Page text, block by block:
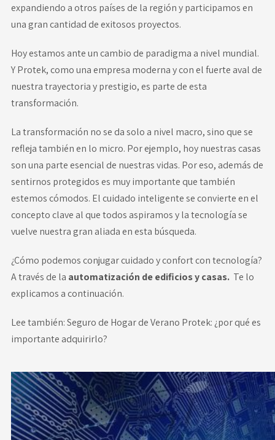
expandiendo a otros países de la región y participamos en
una gran cantidad de exitosos proyectos.
Hoy estamos ante un cambio de paradigma a nivel mundial.
Y Protek, como una empresa moderna y con el fuerte aval de
nuestra trayectoria y prestigio, es parte de esta
transformación.
La transformación no se da solo a nivel macro, sino que se
refleja también en lo micro. Por ejemplo, hoy nuestras casas
son una parte esencial de nuestras vidas. Por eso, además de
sentirnos protegidos es muy importante que también
estemos cómodos. El cuidado inteligente se convierte en el
concepto clave al que todos aspiramos y la tecnología se
vuelve nuestra gran aliada en esta búsqueda.
¿Cómo podemos conjugar cuidado y confort con tecnología?
A través de la automatización de edificios y casas. Te lo
explicamos a continuación.
Lee también:Seguro de Hogar de Verano Protek: ¿por qué es
importante adquirirlo?